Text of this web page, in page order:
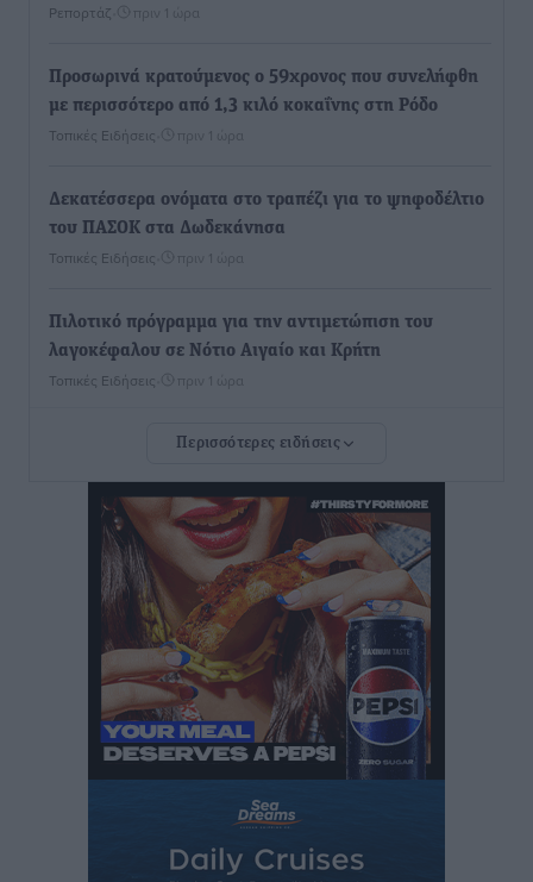
Ρεπορτάζ πριν 1 ώρα
Προσωρινά κρατούμενος ο 59χρονος που συνελήφθη
με περισσότερο από 1,3 κιλό κοκαΐνης στη Ρόδο
Τοπικές Ειδήσεις πριν 1 ώρα
Δεκατέσσερα ονόματα στο τραπέζι για το ψηφοδέλτιο
του ΠΑΣΟΚ στα Δωδεκάνησα
Τοπικές Ειδήσεις πριν 1 ώρα
Πιλοτικό πρόγραμμα για την αντιμετώπιση του
λαγοκέφαλου σε Νότιο Αιγαίο και Κρήτη
Τοπικές Ειδήσεις πριν 1 ώρα
Οι θαυματουργές Παναγίες της Δωδεκανήσου: Τα
Ρεπορτάζ πριν 1 ώρα
Τριήμερο εξόδου: Πάνω από 129.000 επιβάτες
αναχωρούν από Πειραιά, Ραφήνα και Λαύριο
πριν 14 ώρες
Τι αλλάζει το χωροταξικό στις τουριστικές επενδύσεις
Τοπικές Ειδήσεις• πριν 14 ώρες
ΥΠΑΑΤ: 12,5 εκατ. ευρώ στις 13 Περιφέρειες για μέτρα
Περισσότερες ειδήσεις